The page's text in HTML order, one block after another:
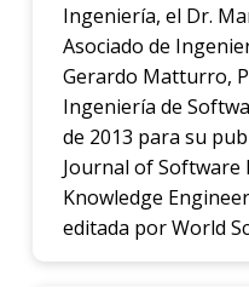
Ingeniería, el Dr.
Asociado de
Gerardo Matturro,
Ingeniería de
de 2013 para su
Journal of Software
Knowledge
editada por World